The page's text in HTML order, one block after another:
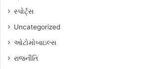
સ્પોર્ટ્સ
Uncategorized
ઓટોમોબાઇલ્સ
રાજનીતિ